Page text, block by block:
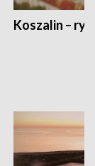
Koszalin –